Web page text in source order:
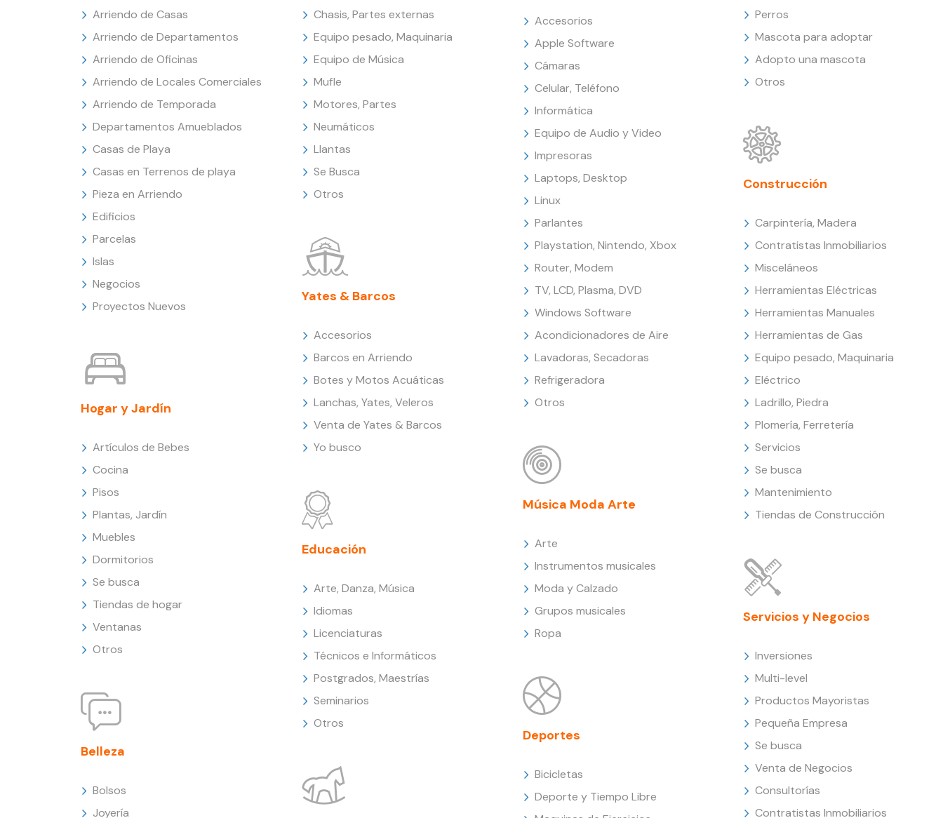
Arriendo de Casas
Arriendo de Departamentos
Arriendo de Oficinas
Arriendo de Locales Comerciales
Arriendo de Temporada
Departamentos Amueblados
Casas de Playa
Casas en Terrenos de playa
Pieza en Arriendo
Edificios
Parcelas
Islas
Negocios
Proyectos Nuevos
Hogar y Jardín
Artículos de Bebes
Cocina
Pisos
Plantas, Jardín
Muebles
Dormitorios
Se busca
Tiendas de hogar
Ventanas
Otros
Belleza
Bolsos
Joyería
Chasis, Partes externas
Equipo pesado, Maquinaria
Equipo de Música
Mufle
Motores, Partes
Neumáticos
Llantas
Se Busca
Otros
Yates & Barcos
Accesorios
Barcos en Arriendo
Botes y Motos Acuáticas
Lanchas, Yates, Veleros
Venta de Yates & Barcos
Yo busco
Educación
Arte, Danza, Música
Idiomas
Licenciaturas
Técnicos e Informáticos
Postgrados, Maestrías
Seminarios
Otros
Accesorios
Apple Software
Cámaras
Celular, Teléfono
Informática
Equipo de Audio y Video
Impresoras
Laptops, Desktop
Linux
Parlantes
Playstation, Nintendo, Xbox
Router, Modem
TV, LCD, Plasma, DVD
Windows Software
Acondicionadores de Aire
Lavadoras, Secadoras
Refrigeradora
Otros
Música Moda Arte
Arte
Instrumentos musicales
Moda y Calzado
Grupos musicales
Ropa
Deportes
Bicicletas
Deporte y Tiempo Libre
Perros
Mascota para adoptar
Adopto una mascota
Otros
Construcción
Carpintería, Madera
Contratistas Inmobiliarios
Misceláneos
Herramientas Eléctricas
Herramientas Manuales
Herramientas de Gas
Equipo pesado, Maquinaria
Eléctrico
Ladrillo, Piedra
Plomería, Ferretería
Servicios
Se busca
Mantenimiento
Tiendas de Construcción
Servicios y Negocios
Inversiones
Multi-level
Productos Mayoristas
Pequeña Empresa
Se busca
Venta de Negocios
Consultorías
Contratistas Inmobiliarios